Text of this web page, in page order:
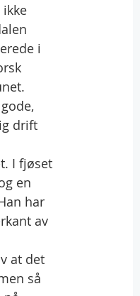
i
drift
I fjøset
en
har
av
at det
så